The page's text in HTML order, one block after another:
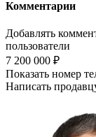
Комментарии
Добавлять
пользователи
7 200 000 ₽
Показать номер
Написать